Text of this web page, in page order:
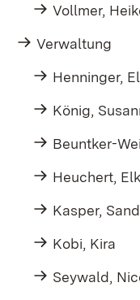
Vollmer,
Verwaltung
Henninger,
König,
Beuntker-
Heuchert,
Kasper,
Kobi, Kira
Seywald,